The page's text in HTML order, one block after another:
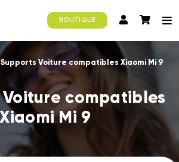
BOUTIQUE
Supports Voiture compatibles Xiaomi Mi 9
compatibles
Xiaomi Mi 9